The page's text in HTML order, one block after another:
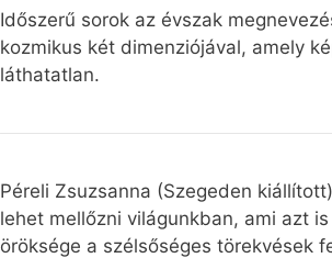
Időszerű sorok az évszak
kozmikus két dimenziójával, amely
láthatatlan.
Péreli Zsuzsanna (Szegeden
lehet mellőzni világunkban, ami azt
öröksége a szélsőséges törekvések